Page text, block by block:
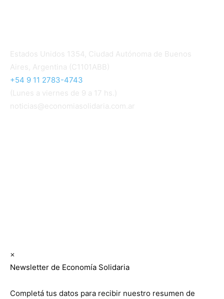
Estados Unidos 1354, Ciudad Autónoma de Buenos
Aires, Argentina (C1101ABB)
+54 9 11 2783-4743
(Lunes a viernes de 9 a 17 hs.)
noticias@economiasolidaria.com.ar
×
Newsletter de Economía Solidaria
Completá tus datos para recibir nuestro resumen de